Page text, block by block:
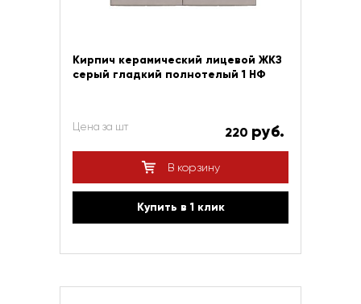
Кирпич керамический лицевой ЖКЗ
серый гладкий полнотелый 1 НФ
Цена за шт 220 руб.
В корзину
Купить в 1 клик